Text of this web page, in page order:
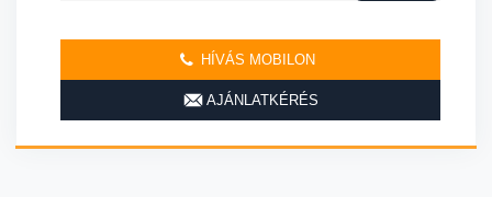
HÍVÁS MOBILON
AJÁNLATKÉRÉS